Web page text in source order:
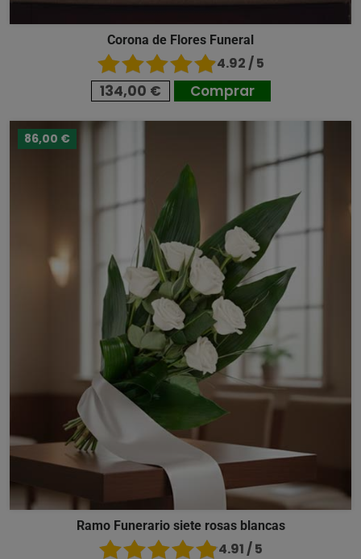
Corona de Flores Funeral
4.92 / 5
134,00 € Comprar
86,00 €
Ramo Funerario siete rosas blancas
4.91 / 5